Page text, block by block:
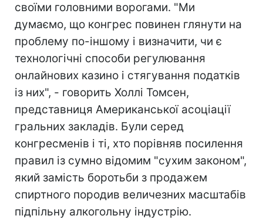
своїми головними ворогами. "Ми
думаємо, що конгрес повинен глянути на
проблему по-іншому і визначити, чи є
технологічні способи регулювання
онлайнових казино і стягування податків
із них", - говорить Холлі Томсен,
представниця Американської асоціації
гральних закладів. Були серед
конгресменів і ті, хто порівняв посилення
правил із сумно відомим "сухим законом",
який замість боротьби з продажем
спиртного породив величезних масштабів
підпільну алкогольну індустрію.